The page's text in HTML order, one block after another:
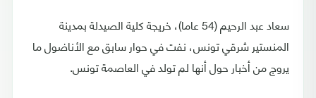
سعاد عبد الرحيم (54 عاما)، خريجة كلية الصيدلة بمدينة
المنستير شرقي تونس، نفت في حوار سابق مع الأناضول ما
يروج من أخبار حول أنها لم تولد في العاصمة تونس.